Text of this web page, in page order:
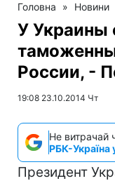
Головна » Новини
У Украины
России, -
19:08 23.10.2014 Чт
Не витрачай
РБК-Україна
Президент